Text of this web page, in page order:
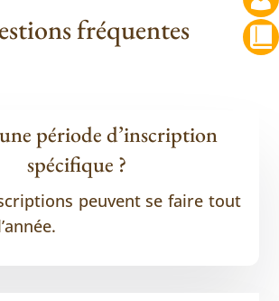
fréquentes
période d’inscription
spécifique ?
peuvent se faire tout